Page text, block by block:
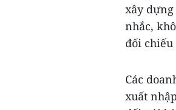
xây
nhắc,
đối chiếu
Các
xuất